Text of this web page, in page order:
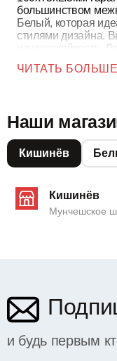
большинством
Белый, которая
стилями дизайна.
износостойкость.
Молдове.
ЧИТАТЬ БОЛЬШЕ
Наши
Кишинёв
Кишинёв
Мунчешское
и будь первым